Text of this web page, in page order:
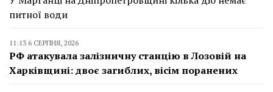
питної води
11:13 6 СЕРПНЯ, 2026
РФ атакувала залізничну станцію в Лозовій на
Харківщині: двоє загиблих, вісім поранених